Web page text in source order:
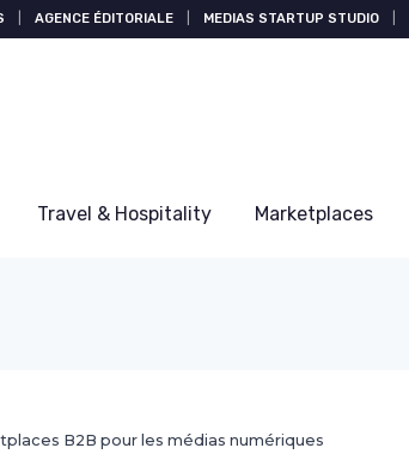
AGENCE ÉDITORIALE MEDIAS STARTUP STUDIO
Travel & Hospitality Marketplaces
B2B pour les médias numériques